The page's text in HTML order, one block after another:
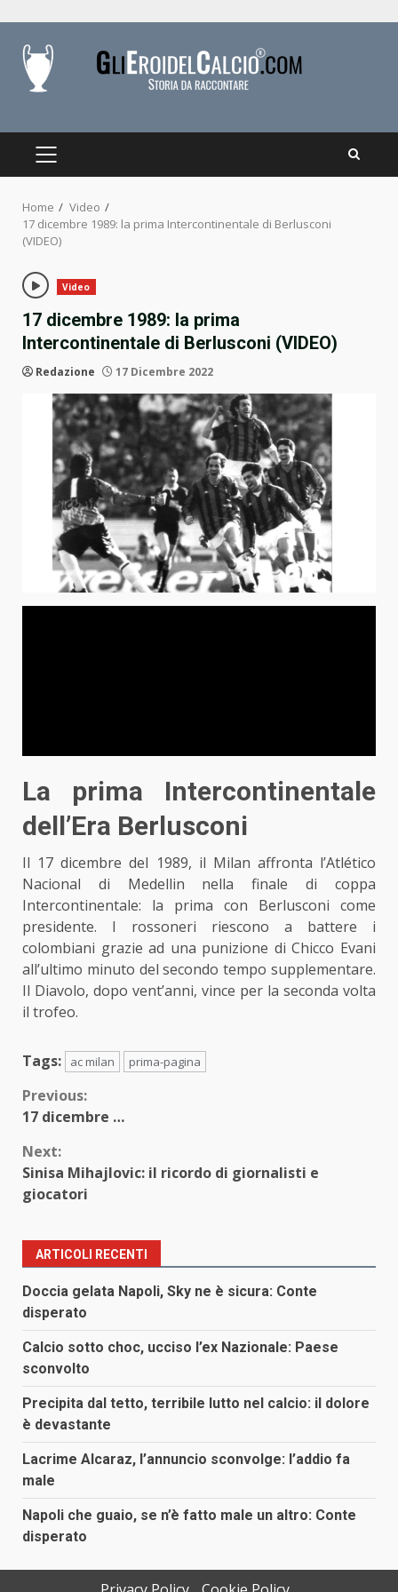
content
PRIMARY
Home
Video
17 dicembre 1989: la prima Intercontinentale di Berlusconi
(VIDEO)
Video
17 dicembre 1989: la prima
Intercontinentale di Berlusconi (VIDEO)
Redazione 17 Dicembre 2022
La prima Intercontinentale
dell’Era Berlusconi
Il 17 dicembre del 1989, il Milan affronta l’Atlético
Nacional di Medellin nella finale di coppa
Intercontinentale: la prima con Berlusconi come
presidente. I rossoneri riescono a battere i
colombiani grazie ad una punizione di Chicco Evani
all’ultimo minuto del secondo tempo supplementare.
Il Diavolo, dopo vent’anni, vince per la seconda volta
il trofeo.
Tags: ac milan prima-pagina
Continue
Previous:
17 dicembre …
Next:
Sinisa Mihajlovic: il ricordo di giornalisti e
giocatori
ARTICOLI RECENTI
Doccia gelata Napoli, Sky ne è sicura: Conte
disperato
Calcio sotto choc, ucciso l’ex Nazionale: Paese
sconvolto
Precipita dal tetto, terribile lutto nel calcio: il dolore
è devastante
Lacrime Alcaraz, l’annuncio sconvolge: l’addio fa
male
Napoli che guaio, se n’è fatto male un altro: Conte
disperato